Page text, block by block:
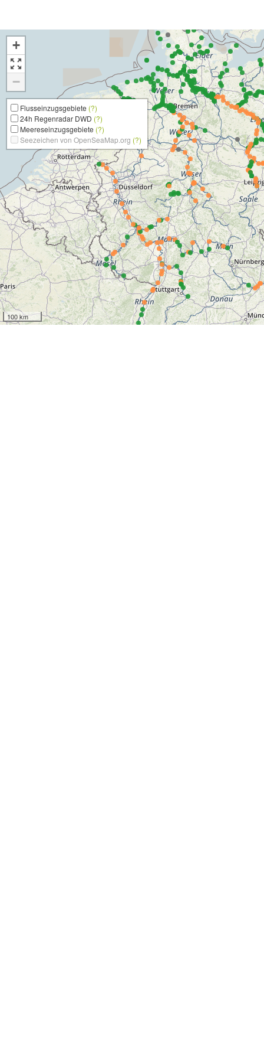
+
−
Flusseinzugsgebiete (?)
24h Regenradar DWD (?)
Meereseinzugsgebiete (?)
Seezeichen von OpenSeaMap.org (?)
100 km